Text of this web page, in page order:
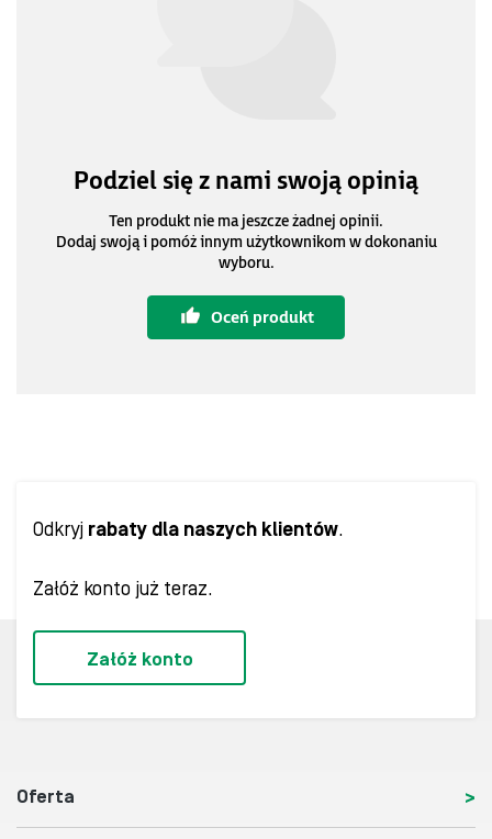
Podziel się z nami swoją opinią
Ten produkt nie ma jeszcze żadnej opinii.
Dodaj swoją i pomóż innym użytkownikom w dokonaniu
wyboru.
Oceń produkt
Odkryj rabaty dla naszych klientów.
Załóż konto już teraz.
Załóż konto
Oferta